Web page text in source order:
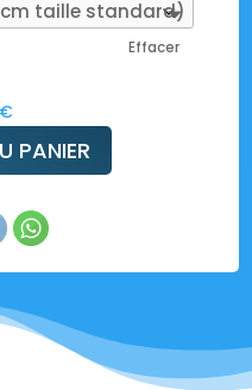
Effacer
€
PANIER